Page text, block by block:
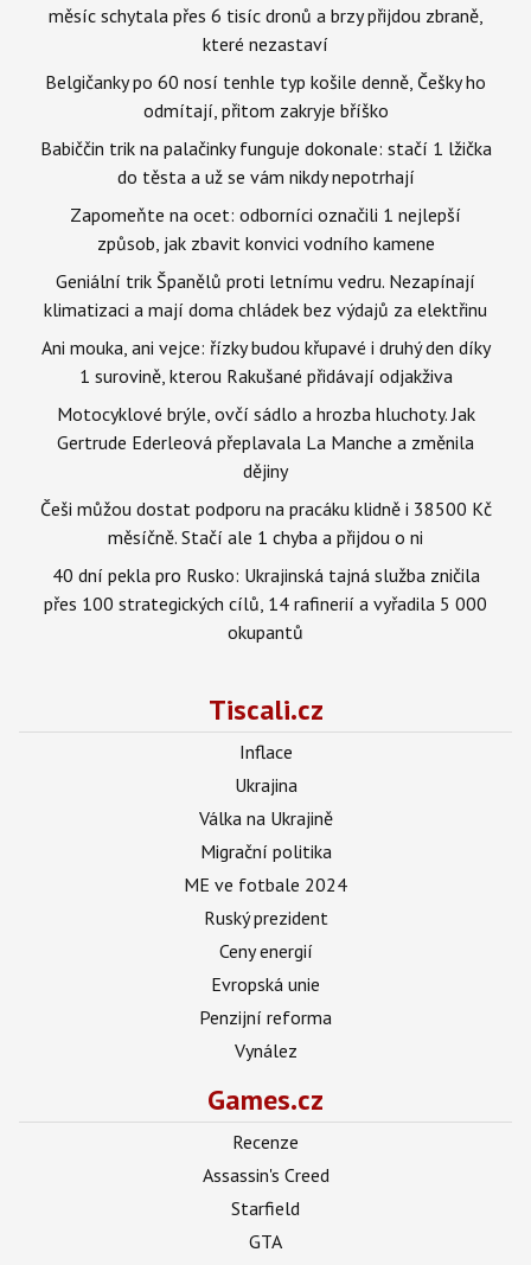
měsíc schytala přes 6 tisíc dronů a brzy přijdou zbraně,
které nezastaví
Belgičanky po 60 nosí tenhle typ košile denně, Češky ho
odmítají, přitom zakryje bříško
Babiččin trik na palačinky funguje dokonale: stačí 1 lžička
do těsta a už se vám nikdy nepotrhají
Zapomeňte na ocet: odborníci označili 1 nejlepší
způsob, jak zbavit konvici vodního kamene
Geniální trik Španělů proti letnímu vedru. Nezapínají
klimatizaci a mají doma chládek bez výdajů za elektřinu
Ani mouka, ani vejce: řízky budou křupavé i druhý den díky
1 surovině, kterou Rakušané přidávají odjakživa
Motocyklové brýle, ovčí sádlo a hrozba hluchoty. Jak
Gertrude Ederleová přeplavala La Manche a změnila
dějiny
Češi můžou dostat podporu na pracáku klidně i 38500 Kč
měsíčně. Stačí ale 1 chyba a přijdou o ni
40 dní pekla pro Rusko: Ukrajinská tajná služba zničila
přes 100 strategických cílů, 14 rafinerií a vyřadila 5 000
okupantů
Tiscali.cz
Inflace
Ukrajina
Válka na Ukrajině
Migrační politika
ME ve fotbale 2024
Ruský prezident
Ceny energií
Evropská unie
Penzijní reforma
Vynález
Games.cz
Recenze
Assassin's Creed
Starfield
GTA